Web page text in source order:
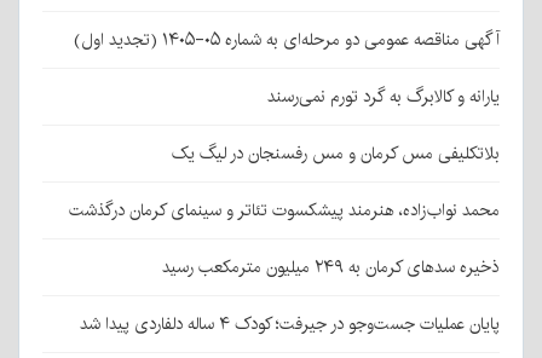
آگهی مناقصه عمومی دو مرحله‌ای به شماره ۰۵-۱۴۰۵ (تجدید اول)
یارانه و کالابرگ به گرد تورم نمی‌رسند
بلاتکلیفی مس کرمان و مس رفسنجان در لیگ یک
محمد نواب‌زاده، هنرمند پیشکسوت تئاتر و سینمای کرمان درگذشت
ذخیره سدهای کرمان به ۲۴۹ میلیون مترمکعب رسید
پایان عملیات جست‌وجو در جیرفت؛ کودک ۴ ساله دلفاردی پیدا شد